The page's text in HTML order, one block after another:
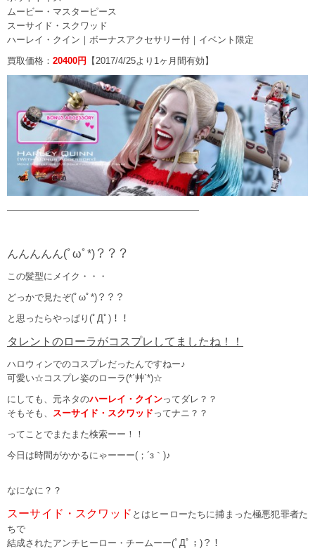
ムービー・マスターピース
スーサイド・スクワッド
ハーレイ・クイン｜ボーナスアクセサリー付｜イベント限定
買取価格： 20400円 【2017/4/25より1ヶ月間有効】
—————————————————————
んんんんん(ﾟωﾟ*)？？？
この髪型にメイク・・・
どっかで見たぞ(ﾟωﾟ*)？？？
と思ったらやっぱり(ﾟДﾟ)！！
タレントのローラがコスプレしてましたね！！
ハロウィンでのコスプレだったんですねー♪
可愛い☆コスプレ姿のローラ(*´艸`*)☆
にしても、元ネタのハーレイ・クインってダレ？？
そもそも、 スーサイド・スクワッド ってナニ？？
ってことでまたまた検索ーー！！
今日は時間がかかるにゃーーー(；´з｀)♪
なになに？？
スーサイド・スクワッド とはヒーローたちに捕まった極悪犯罪者た
ちで
結成されたアンチヒーロー・チームーー(ﾟДﾟ；)？！